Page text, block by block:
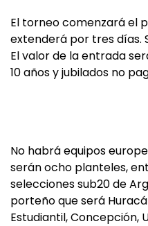
El torneo comenzará el
extenderá por tres días.
El valor de la entrada
10 años y jubilados no
No habrá equipos
serán ocho planteles,
selecciones sub20 de
porteño que será
Estudiantil, Concepción,